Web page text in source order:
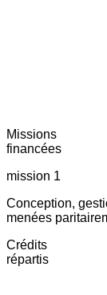
Missions
financées
mission 1
Conception,
menées
Crédits
répartis